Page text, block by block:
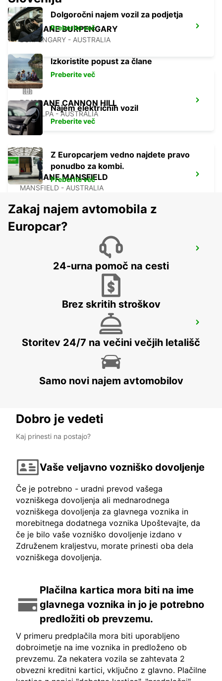
BRISBANE BURPENGARY
BURPENGARY - AUSTRALIA
BRISBANE CANNON HILL
TINGALPA - AUSTRALIA
BRISBANE MANSFIELD
MANSFIELD - AUSTRALIA
BRISBANE ARCHERFIELD
ARCHERFIELD - AUSTRALIA
BRISBANE SLACKS CREEK
SLACKS CREEK - AUSTRALIA
Dolgoročni najem vozil za podjetja
Preberite več
Izkoristite popust za člane
Preberite več
Najem električnih vozil
Preberite več
Z Europcarjem vedno najdete pravo
ponudbo za kombi.
Preberite več
Zakaj najem avtomobila z
Europcar?
24-urna pomoč na cesti
Brez skritih stroškov
Storitev 24/7 na večini večjih letališč
Samo novi najem avtomobilov
Dobro je vedeti
Kaj prinesti na postajo?
Vaše veljavno vozniško dovoljenje
Če je potrebno - uradni prevod vašega
vozniškega dovoljenja ali mednarodnega
vozniškega dovoljenja za glavnega voznika in
morebitnega dodatnega voznika Upoštevajte, da
če je bilo vaše vozniško dovoljenje izdano v
Združenem kraljestvu, morate prinesti oba dela
vozniškega dovoljenja.
Plačilna kartica mora biti na ime
glavnega voznika in jo je potrebno
predložiti ob prevzemu.
V primeru predplačila mora biti uporabljeno
dobroimetje na ime voznika in predloženo ob
prevzemu. Za nekatera vozila se zahtevata 2
obvezni kreditni kartici, vključno z glavno. Plačilne